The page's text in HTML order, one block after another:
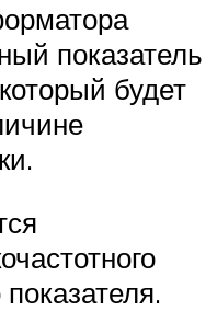
показатель
будет